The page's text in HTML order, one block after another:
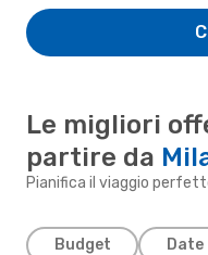
Le migliori
partire da
Pianifica il viaggio
Budget Date